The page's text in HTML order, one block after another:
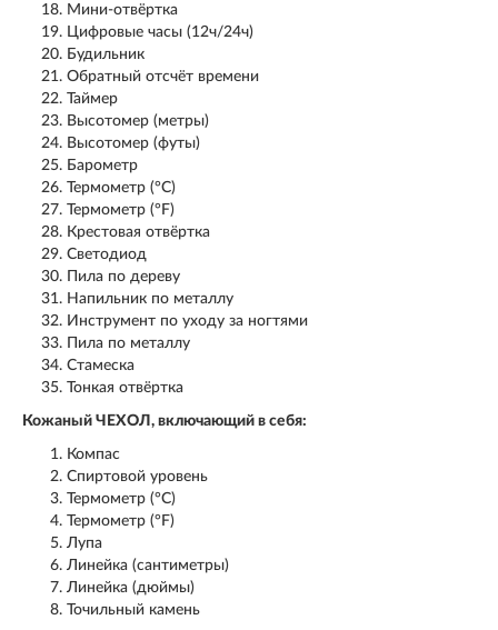
Мини-отвёртка
Цифровые часы (12ч/24ч)
Будильник
Обратный отсчёт времени
Таймер
Высотомер (метры)
Высотомер (футы)
Барометр
Термометр (°C)
Термометр (°F)
Крестовая отвёртка
Светодиод
Пила по дереву
Напильник по металлу
Инструмент по уходу за ногтями
Пила по металлу
Стамеска
Тонкая отвёртка
Кожаный ЧЕХОЛ, включающий в себя:
Компас
Спиртовой уровень
Термометр (°C)
Термометр (°F)
Лупа
Линейка (сантиметры)
Линейка (дюймы)
Точильный камень